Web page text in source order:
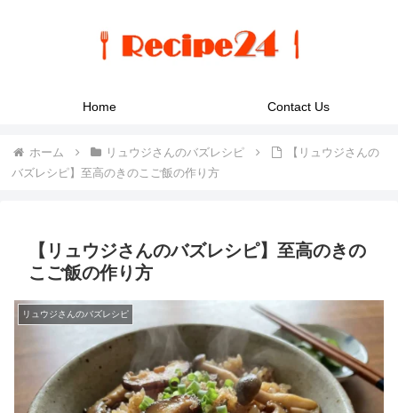
Home Contact Us
ホーム リュウジさんのバズレシピ
【リュウジさんの
バズレシピ】至高のきのこご飯の作り方
【リュウジさんのバズレシピ】至高のきの
こご飯の作り方
リュウジさんのバズレシピ